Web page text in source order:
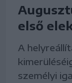
első
A
személyi